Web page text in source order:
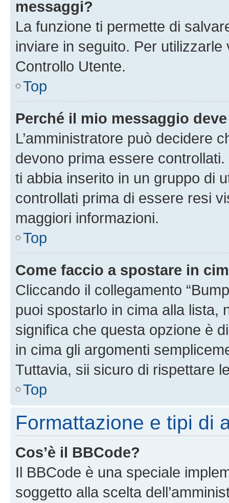
messaggi?
La funzione ti permette di
inviare in seguito. Per utilizzarle
Controllo Utente.
Top
Perché il mio messaggio
L’amministratore può decidere
devono prima essere
ti abbia inserito in un gruppo di
controllati prima di essere resi
maggiori informazioni.
Top
Come faccio a spostare in
Cliccando il collegamento
puoi spostarlo in cima alla lista,
significa che questa opzione è
in cima gli argomenti
Tuttavia, sii sicuro di rispettare
Top
Formattazione e tipi di
Cos’è il BBCode?
Il BBCode è una speciale
soggetto alla scelta